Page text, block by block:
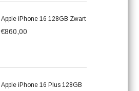
Apple iPhone 16 128GB Zwart
€860,00
Apple iPhone 16 Plus 128GB